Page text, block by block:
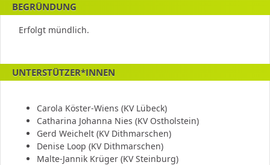
BEGRÜNDUNG
Erfolgt mündlich.
UNTERSTÜTZER*INNEN
Carola Köster-Wiens (KV Lübeck)
Catharina Johanna Nies (KV Ostholstein)
Gerd Weichelt (KV Dithmarschen)
Denise Loop (KV Dithmarschen)
Malte-Jannik Krüger (KV Steinburg)